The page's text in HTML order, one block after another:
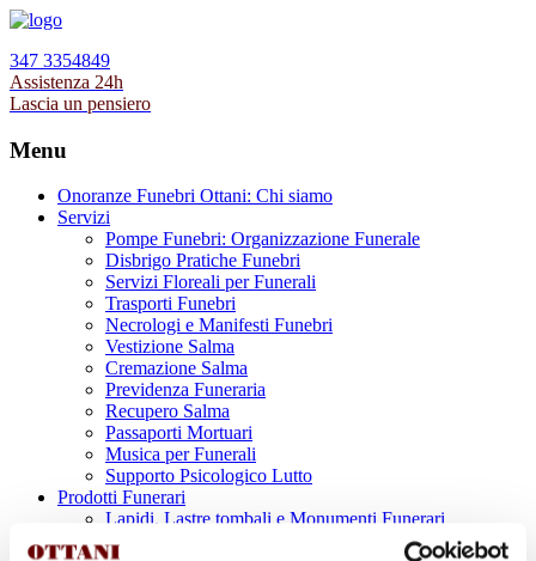
347 3354849
Assistenza 24h
Lascia un pensiero
Menu
Onoranze Funebri Ottani: Chi siamo
Servizi
Pompe Funebri: Organizzazione Funerale
Disbrigo Pratiche Funebri
Servizi Floreali per Funerali
Trasporti Funebri
Necrologi e Manifesti Funebri
Vestizione Salma
Cremazione Salma
Previdenza Funeraria
Recupero Salma
Passaporti Mortuari
Musica per Funerali
Supporto Psicologico Lutto
Prodotti Funerari
Lapidi, Lastre tombali e Monumenti Funerari
Urne Cinerarie